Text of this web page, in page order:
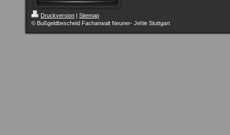
Druckversion | Sitemap
© Bußgeldbescheid Fachanwalt Neuner- Jehle Stuttgart